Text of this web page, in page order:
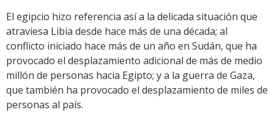
El egipcio hizo referencia así a la delicada situación que
atraviesa Libia desde hace más de una década; al
conflicto iniciado hace más de un año en Sudán, que ha
provocado el desplazamiento adicional de más de medio
millón de personas hacia Egipto; y a la guerra de Gaza,
que también ha provocado el desplazamiento de miles de
personas al país.